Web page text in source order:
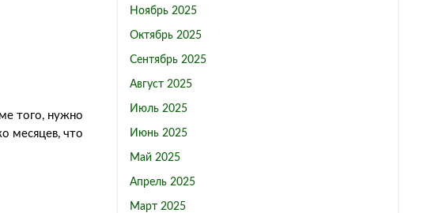
того, нужно
месяцев, что
Ноябрь 2025
Октябрь 2025
Сентябрь 2025
Август 2025
Июль 2025
Июнь 2025
Май 2025
Апрель 2025
Март 2025